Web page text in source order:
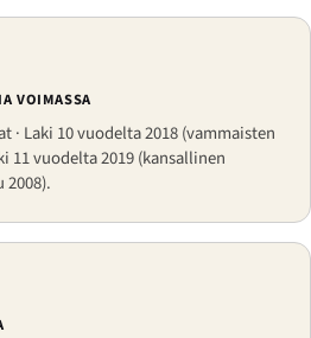
VOIMASSA
· Laki 10 vuodelta 2018 (vammaisten
11 vuodelta 2019 (kansallinen
2008).